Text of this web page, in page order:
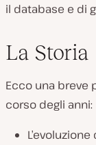
il database e di
La Storia
Ecco una breve
corso degli anni: